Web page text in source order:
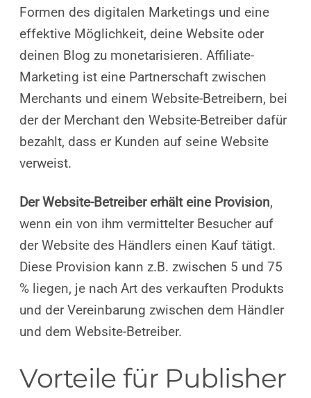
Formen des digitalen Marketings und eine
effektive Möglichkeit, deine Website oder
deinen Blog zu monetarisieren. Affiliate-
Marketing ist eine Partnerschaft zwischen
Merchants und einem Website-Betreibern, bei
der der Merchant den Website-Betreiber dafür
bezahlt, dass er Kunden auf seine Website
verweist.
Der Website-Betreiber erhält eine Provision,
wenn ein von ihm vermittelter Besucher auf
der Website des Händlers einen Kauf tätigt.
Diese Provision kann z.B. zwischen 5 und 75
% liegen, je nach Art des verkauften Produkts
und der Vereinbarung zwischen dem Händler
und dem Website-Betreiber.
Vorteile für Publisher